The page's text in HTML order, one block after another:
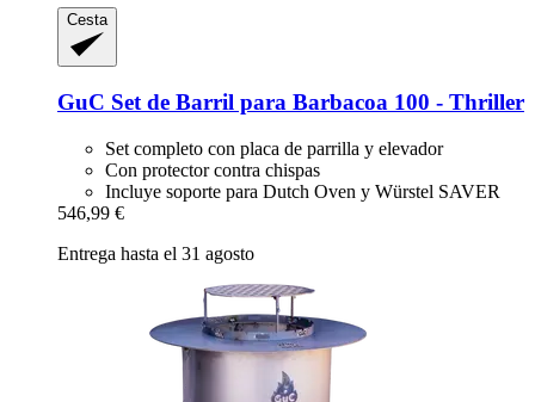
Cesta
GuC Set de Barril para Barbacoa 100 -​ Thriller
Set completo con placa de parrilla y elevador
Con protector contra chispas
Incluye soporte para Dutch Oven y Würstel SAVER
546,99 €
Entrega hasta el 31 agosto